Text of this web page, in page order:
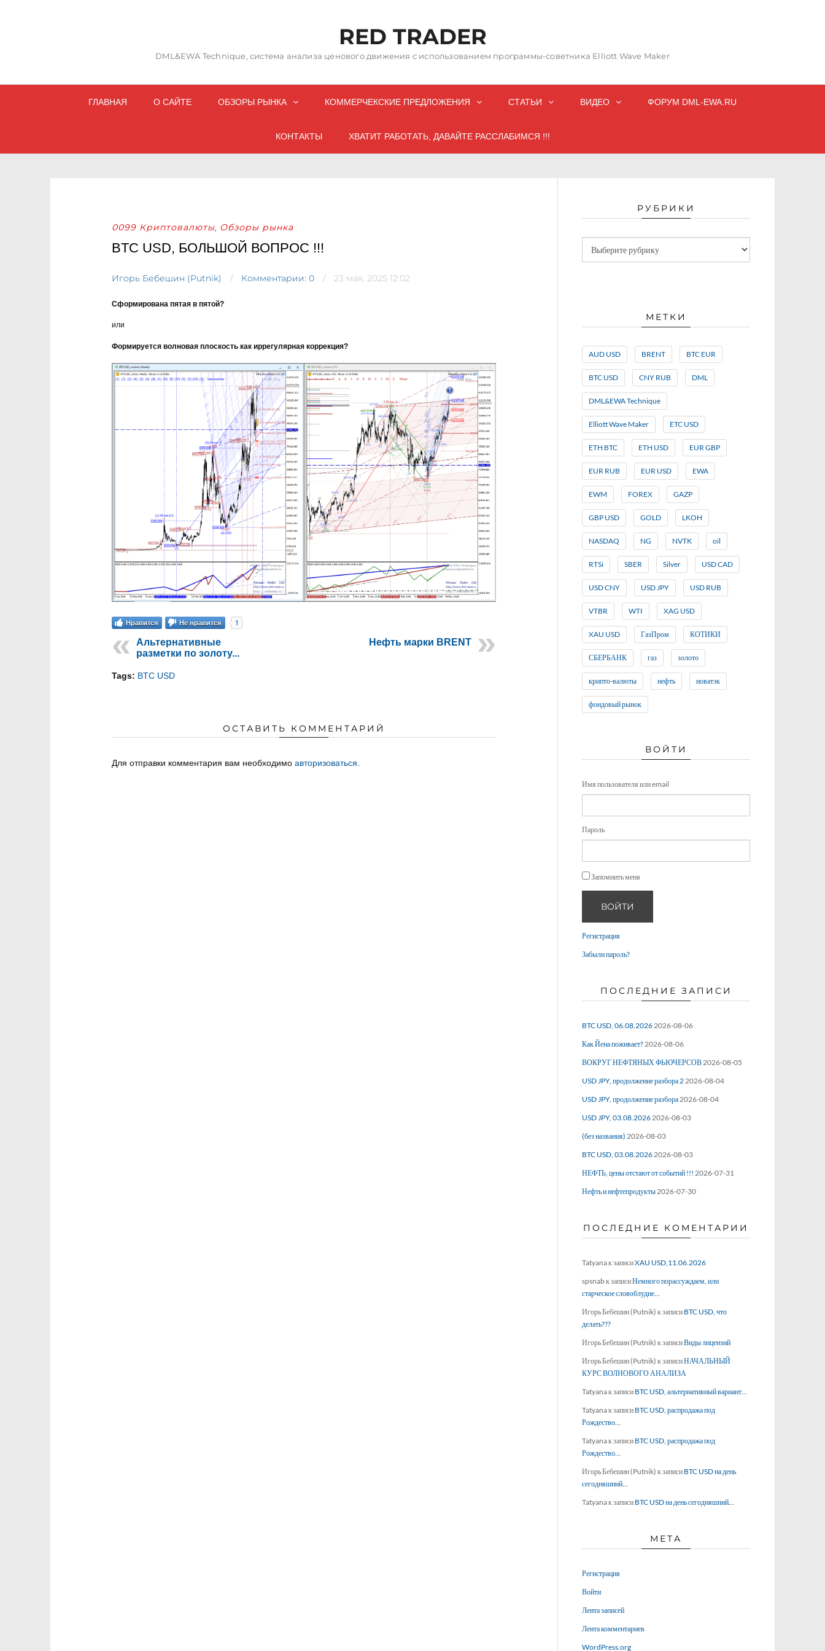
RED TRADER
DML&EWA Technique, система анализа ценового движения с использованием программы-советника Elliott Wave Maker
ГЛАВНАЯ О САЙТЕ ОБЗОРЫ РЫНКА КОММЕРЧЕКСКИЕ ПРЕДЛОЖЕНИЯ СТАТЬИ ВИДЕО ФОРУМ DML-EWA.RU
КОНТАКТЫ ХВАТИТ РАБОТАТЬ, ДАВАЙТЕ РАССЛАБИМСЯ !!!
0099 Криптовалюты, Обзоры рынка
BTC USD, БОЛЬШОЙ ВОПРОС !!!
Игорь Бебешин (Putnik) Комментарии: 0 23 мая, 2025 12:02
Сформирована пятая в пятой?
или
Формируется волновая плоскость как иррегулярная коррекция?
Нравится 1
Не нравится
Альтернативные
разметки по золоту...
Нефть марки BRENT
Tags: BTC USD
ОСТАВИТЬ КОММЕНТАРИЙ
Для отправки комментария вам необходимо авторизоваться
РУБРИКИ
МЕТКИ
AUD USD BRENT BTC EUR
BTC USD CNY RUB DML
DML&EWA Technique
Elliott Wave Maker ETC USD
ETH BTC ETH USD EUR GBP
EUR RUB EUR USD EWA
EWM FOREX GAZP
GBP USD GOLD LKOH
NASDAQ NG NVTK oil
RTSi SBER Silver USD CAD
USD CNY USD JPY USD RUB
VTBR WTI XAG USD
XAU USD ГазПром КОТИКИ
СБЕРБАНК газ золото
крипто-валюты нефть новатэк
фондовый рынок
ВОЙТИ
Имя пользователя или email
Пароль
Запомнить меня
ВОЙТИ
Регистрация
Забыли пароль?
ПОСЛЕДНИЕ ЗАПИСИ
BTC USD, 06.08.20262026-08-06
Как Йена поживает?2026-08-06
ВОКРУГ НЕФТЯНЫХ ФЬЮЧЕРСОВ2026-08-05
USD JPY, продолжение разбора 22026-08-04
USD JPY, продолжение разбора2026-08-04
USD JPY, 03.08.20262026-08-03
(без названия) 2026-08-03
BTC USD, 03.08.20262026-08-03
НЕФТЬ, цены отстают от событий !!! 2026-07-31
Нефть и нефтепродукты2026-07-30
ПОСЛЕДНИЕ КОМЕНТАРИИ
Tatyanaк записиXAU USD,11.06.2026
spsnabк записиНемного порассуждаем, или
старческое словоблудие…
Игорь Бебешин (Putnik) к записи BTC USD, что
делать???
Игорь Бебешин (Putnik) к записиВиды лицензий
Игорь Бебешин (Putnik) к записиНАЧАЛЬНЫЙ
КУРС ВОЛНОВОГО АНАЛИЗА
Tatyanaк записи BTC USD, альтернативный вариант…
Tatyanaк записи BTC USD, распродажа под
Рождество…
Tatyanaк записи BTC USD, распродажа под
Рождество…
Игорь Бебешин (Putnik) к записи BTC USD на день
сегодняшний…
Tatyanaк записи BTC USD на день сегодняшний…
МЕТА
Регистрация
Войти
Лента записей
Лента комментариев
WordPress.org